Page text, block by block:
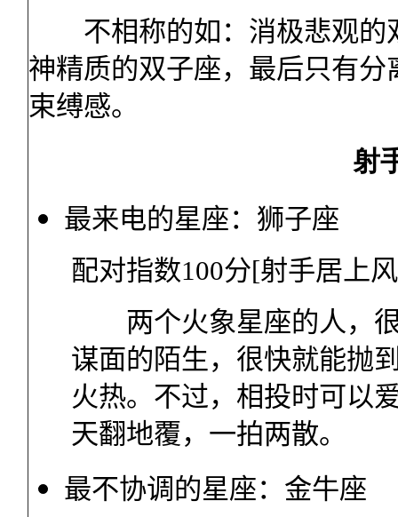
不相称的如：消极悲观的
神精质的双子座，最后只有
束缚感。
射
最来电的星座：狮子座
配对指数100分[射手居上风
两个火象星座的人，很
谋面的陌生，很快就能抛
火热。不过，相投时可以
天翻地覆，一拍两散。
最不协调的星座：金牛座